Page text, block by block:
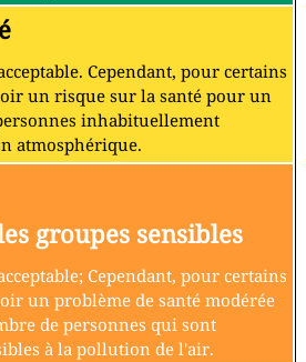
Cependant, pour certains
un risque sur la santé pour un
inhabituellement
atmosphérique.
groupes sensibles
Cependant, pour certains
un problème de santé modérée
de personnes qui sont
à la pollution de l'air.